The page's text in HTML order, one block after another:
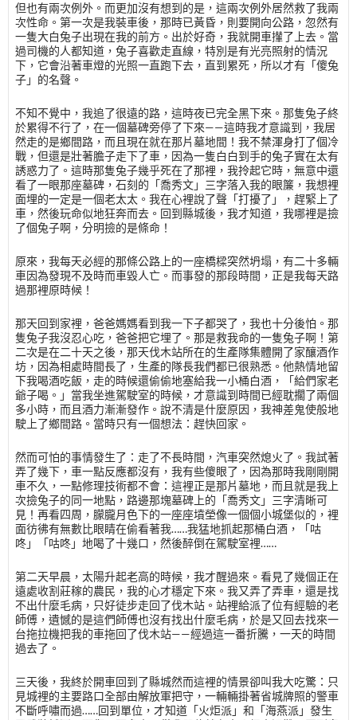
但也有兩次例外。而更加沒有想到的是，這兩次例外居然救了我兩
次性命。第一次是我裝車後，那時已黃昏，則要開向公路，忽然有
一隻大白兔子出現在我的前方。出於好奇，我就開車攆了上去。當
過司機的人都知道，兔子喜歡走直線，特別是有光亮照射的情況
下，它會沿著車燈的光照一直跑下去，直到累死，所以才有「傻兔
子」的名聲。
不知不覺中，我追了很遠的路，這時夜已完全黑下來。那隻兔子終
於累得不行了，在一個墓碑旁停了下來——這時我才意識到，我居
然走的是鄉間路，而且現在就在那片墓地間！我不禁渾身打了個冷
戰，但還是壯著膽子走下了車，因為一隻白白到手的兔子實在太有
誘惑力了。這時那隻兔子幾乎死在了那裡，我拎起它時，無意中還
看了一眼那座墓碑，石刻的「喬秀文」三字落入我的眼簾，我想裡
面埋的一定是一個老太太。我在心裡說了聲「打擾了」，趕緊上了
車，然後玩命似地狂奔而去。回到縣城後，我才知道，我哪裡是撿
了個兔子啊，分明撿的是條命！
原來，我每天必經的那條公路上的一座橋樑突然坍塌，有二十多輛
車因為發現不及時而車毀人亡。而事發的那段時間，正是我每天路
過那裡原時候！
那天回到家裡，爸爸媽媽看到我一下子都哭了，我也十分後怕。那
隻兔子我沒忍心吃，爸爸把它埋了。那是救我命的一隻兔子啊！第
二次是在二十天之後，那天伐木站所在的生產隊集體開了家釀酒作
坊，因為相處時間長了，生產的隊長我們都已很熟悉。他熱情地留
下我喝酒吃飯，走的時候還偷偷地塞給我一小桶白酒，「給們家老
爺子喝。」當我坐進駕駛室的時候，才意識到時間已經耽擱了兩個
多小時，而且酒力漸漸發作。說不清是什麼原因，我神差鬼使般地
駛上了鄉間路。當時只有一個想法：趕快回家。
然而可怕的事情發生了：走了不長時間，汽車突然熄火了。我試著
弄了幾下，車一點反應都沒有，我有些傻眼了，因為那時我剛剛開
車不久，一點修理技術都不會：這裡正是那片墓地，而且就是我上
次撿兔子的同一地點，路邊那塊墓碑上的「喬秀文」三字清晰可
見！再看四周，朦朧月色下的一座座墳塋像一個個小城堡似的，裡
面彷彿有無數比眼睛在偷看著我……我猛地抓起那桶白酒，「咕
咚」「咕咚」地喝了十幾口，然後醉倒在駕駛室裡……
第二天早晨，太陽升起老高的時候，我才醒過來。看見了幾個正在
遠處收割莊稼的農民，我的心才穩定下來。我又弄了弄車，還是找
不出什麼毛病，只好徒步走回了伐木站。站裡給派了位有經驗的老
師傅，遺憾的是這們師傅也沒有找出什麼毛病，於是又回去找來一
台拖拉機把我的車拖回了伐木站——經過這一番折騰，一天的時間
過去了。
三天後，我終於開車回到了縣城然而這裡的情景卻叫我大吃驚：只
見城裡的主要路口全部由解放軍把守，一輛輛掛著省城牌照的警車
不斷呼嘯而過……回到單位，才知道「火炬派」和「海燕派」發生